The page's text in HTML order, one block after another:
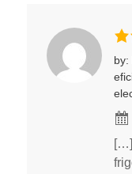
by: